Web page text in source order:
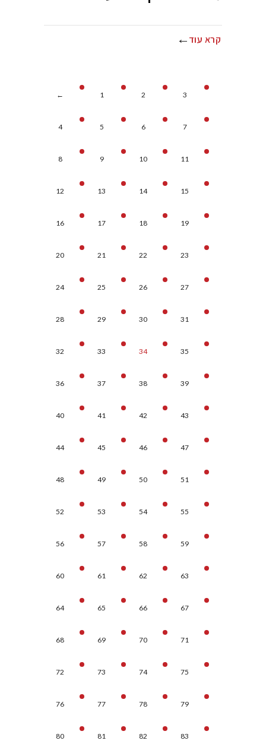
קרא עוד
← 1 2 3
4 5 6 7
8 9 10 11
12 13 14 15
16 17 18 19
20 21 22 23
24 25 26 27
28 29 30 31
32 33 34 35
36 37 38 39
40 41 42 43
44 45 46 47
48 49 50 51
52 53 54 55
56 57 58 59
60 61 62 63
64 65 66 67
68 69 70 71
72 73 74 75
76 77 78 79
80 81 82 83